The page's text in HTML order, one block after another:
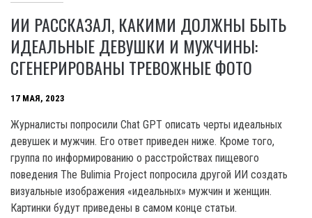
ИИ РАССКАЗАЛ, КАКИМИ ДОЛЖНЫ БЫТЬ
ИДЕАЛЬНЫЕ ДЕВУШКИ И МУЖЧИНЫ:
СГЕНЕРИРОВАНЫ ТРЕВОЖНЫЕ ФОТО
17 МАЯ, 2023
Журналисты попросили Chat GPT описать черты идеальных
девушек и мужчин. Его ответ приведен ниже. Кроме того,
группа по информированию о расстройствах пищевого
поведения The Bulimia Project попросила другой ИИ создать
визуальные изображения «идеальных» мужчин и женщин.
Картинки будут приведены в самом конце статьи.